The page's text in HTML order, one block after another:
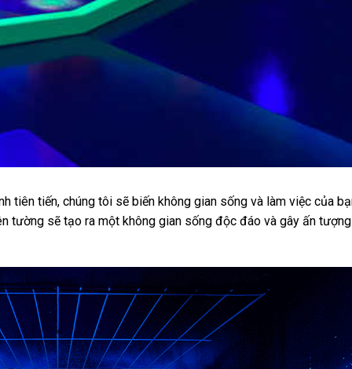
tiên tiến, chúng tôi sẽ biến không gian sống và làm việc của
tường sẽ tạo ra một không gian sống độc đáo và gây ấn